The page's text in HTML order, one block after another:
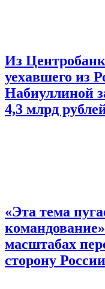
Из
уехавшего из
Набиуллиной
4,3 млрд
«Эта тема
масштабах
сторону России